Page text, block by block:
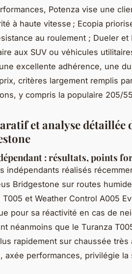
Potenza vise une
à haute vitesse ; Ecopia
au roulement ; Dueler
aux SUV ou véhicules
excellente adhérence, une
critères largement remplis
y compris la populaire 205/
et analyse détaillée
: résultats, points
indépendants réalisés
Bridgestone sur routes
T005 et Weather Control A005
pour sa réactivité en cas de
néanmoins que le Turanza
rapidement sur chaussée
axée performances, privilégie